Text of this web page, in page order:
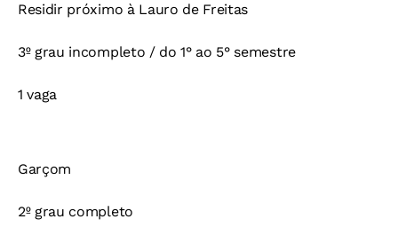
Residir próximo à Lauro de Freitas
3º grau incompleto / do 1° ao 5° semestre
1 vaga
Garçom
2º grau completo